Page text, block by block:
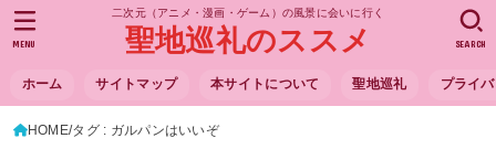
二次元（アニメ・漫画・ゲーム）の風景に会いに行く
聖地巡礼のススメ
ホーム サイトマップ 本サイトについて 聖地巡礼 プライ
SEARCH
MENU
HOME タグ : ガルパンはいいぞ